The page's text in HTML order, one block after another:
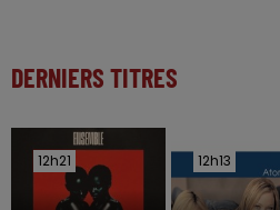
DERNIERS TITRES
12h21
12h21 12h13
12h13